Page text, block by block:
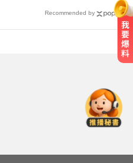
Recommended by
時